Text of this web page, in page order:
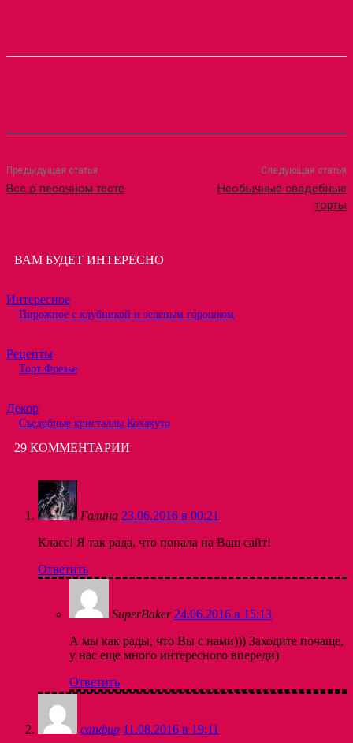
Предыдущая статья
Все о песочном тесте
Следующая статья
Необычные свадебные
торты
ВАМ БУДЕТ ИНТЕРЕСНО
Интересное
Пирожное с клубникой и зеленым горошком
Рецепты
Торт Фрезье
Декор
Съедобные кристаллы Кохакуто
29 КОММЕНТАРИИ
Галина 23.06.2016 в 00:21
Класс! Я так рада, что попала на Ваш сайт!
Ответить
SuperBaker 24.06.2016 в 15:13
А мы как рады, что Вы с нами))) Заходите почаще,
у нас еще много интересного впереди)
Ответить
сапфир 11.08.2016 в 19:11